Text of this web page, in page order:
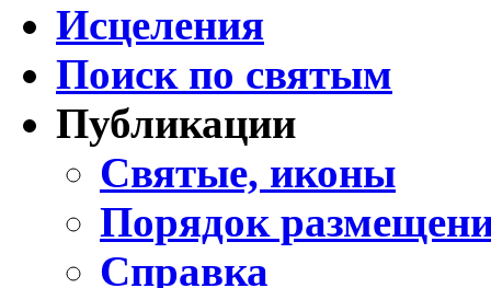
Исцеления
Поиск по святым
Публикации
Святые, иконы
Порядок
Справка